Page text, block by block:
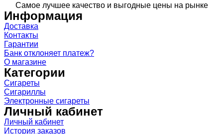
Самое лучшее качество и выгодные цены на рынке
Информация
Доставка
Контакты
Гарантии
Банк отклоняет платеж?
О магазине
Категории
Сигареты
Сигариллы
Электронные сигареты
Личный кабинет
Личный кабинет
История заказов